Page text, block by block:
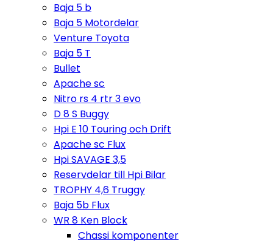
Baja 5 b
Baja 5 Motordelar
Venture Toyota
Baja 5 T
Bullet
Apache sc
Nitro rs 4 rtr 3 evo
D 8 S Buggy
Hpi E 10 Touring och Drift
Apache sc Flux
Hpi SAVAGE 3,5
Reservdelar till Hpi Bilar
TROPHY 4,6 Truggy
Baja 5b Flux
WR 8 Ken Block
Chassi komponenter